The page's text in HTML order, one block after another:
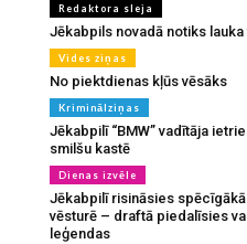
Redaktora sleja
Jēkabpils novadā notiks
Vides ziņas
No piektdienas kļūs vēsāks
Kriminālziņas
Jēkabpilī “BMW” vadītāja
smilšu kastē
Dienas izvēle
Jēkabpilī risināsies
vēsturē – draftā piedalīsies
leģendas